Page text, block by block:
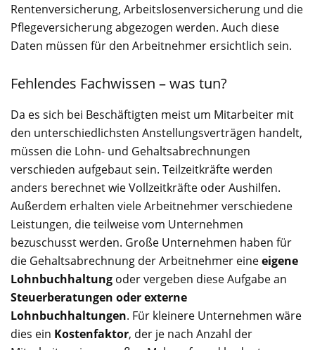
Rentenversicherung, Arbeitslosenversicherung und die
Pflegeversicherung abgezogen werden. Auch diese
Daten müssen für den Arbeitnehmer ersichtlich sein.
Fehlendes Fachwissen – was tun?
Da es sich bei Beschäftigten meist um Mitarbeiter mit
den unterschiedlichsten Anstellungsverträgen handelt,
müssen die Lohn- und Gehaltsabrechnungen
verschieden aufgebaut sein. Teilzeitkräfte werden
anders berechnet wie Vollzeitkräfte oder Aushilfen.
Außerdem erhalten viele Arbeitnehmer verschiedene
Leistungen, die teilweise vom Unternehmen
bezuschusst werden. Große Unternehmen haben für
die Gehaltsabrechnung der Arbeitnehmer eineeigene
Lohnbuchhaltung oder vergeben diese Aufgabe an
Steuerberatungen oder externe
Lohnbuchhaltungen. Für kleinere Unternehmen wäre
dies ein Kostenfaktor, der je nach Anzahl der